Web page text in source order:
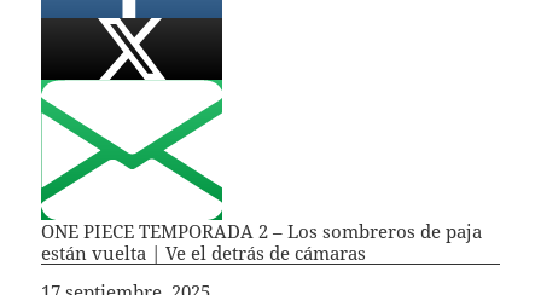
ONE PIECE TEMPORADA 2 – Los sombreros de paja
están vuelta | Ve el detrás de cámaras